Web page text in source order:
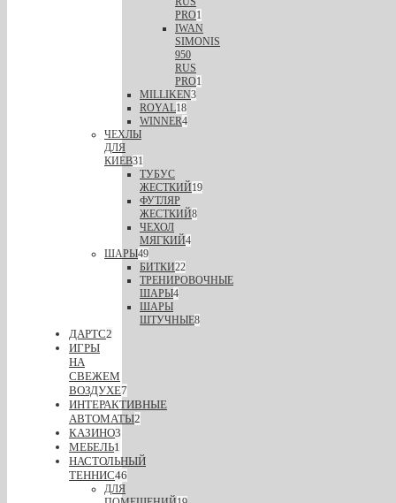
PRO1
IWAN
SIMONIS
950
RUS
PRO1
MILLIKEN3
ROYAL18
WINNER4
ЧЕХЛЫ
ДЛЯ
КИЕВ31
ТУБУС
ЖЕСТКИЙ19
ФУТЛЯР
ЖЕСТКИЙ8
ЧЕХОЛ
МЯГКИЙ4
ШАРЫ49
БИТКИ22
ТРЕНИРОВОЧНЫЕ
ШАРЫ4
ШАРЫ
ШТУЧНЫЕ8
ДАРТС2
ИГРЫ
НА
СВЕЖЕМ
ВОЗДУХЕ7
ИНТЕРАКТИВНЫЕ
АВТОМАТЫ2
КАЗИНО3
МЕБЕЛЬ1
НАСТОЛЬНЫЙ
ТЕННИС46
ДЛЯ